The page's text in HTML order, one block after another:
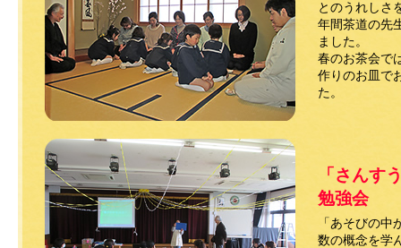
とのうれしさ
年間茶道の先
ました。
春のお茶会で
作りのお皿で
た。
「さんす
勉強会
「あそびの中
数の概念を学